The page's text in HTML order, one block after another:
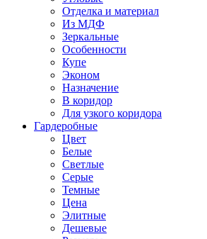
Отделка и материал
Из МДФ
Зеркальные
Особенности
Купе
Эконом
Назначение
В коридор
Для узкого коридора
Гардеробные
Цвет
Белые
Светлые
Серые
Темные
Цена
Элитные
Дешевые